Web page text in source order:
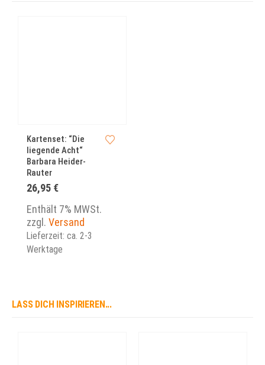
Kartenset: “Die
liegende Acht“
Barbara Heider-
Rauter
26,95 €
Enthält 7% MWSt.
zzgl. Versand
Lieferzeit: ca. 2-3
Werktage
LASS DICH INSPIRIEREN...